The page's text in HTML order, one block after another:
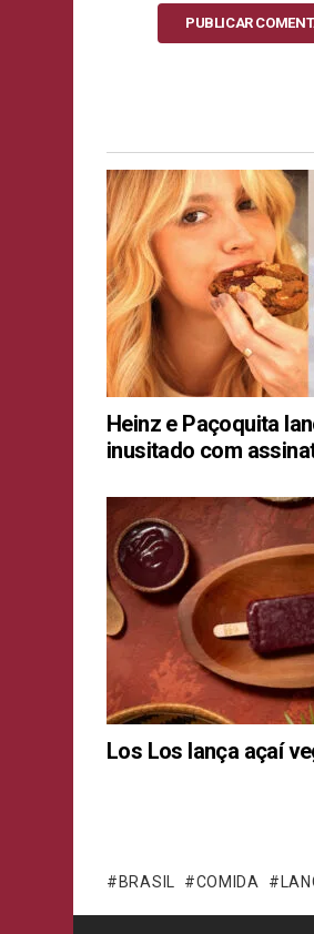
PUBLICAR
Heinz e Paçoquita
inusitado com
Los Los lança açaí
BRASIL COMIDA